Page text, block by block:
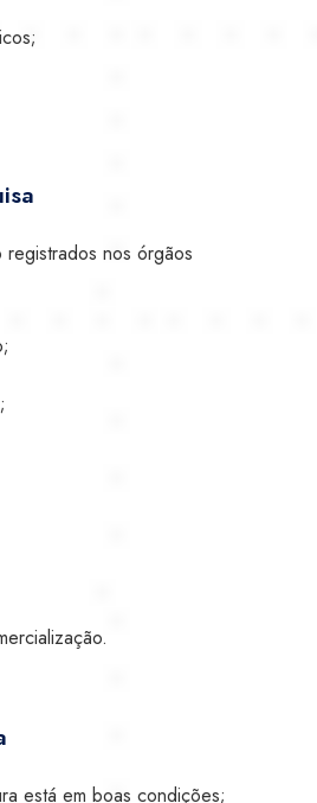
nos órgãos
está em boas condições;